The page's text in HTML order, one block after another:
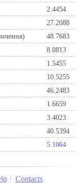
2.4454
27.2088
48.7683
8.0813
1.5455
10.5255
46.2483
1.6659
3.4023
40.5394
5.1064
Contacts